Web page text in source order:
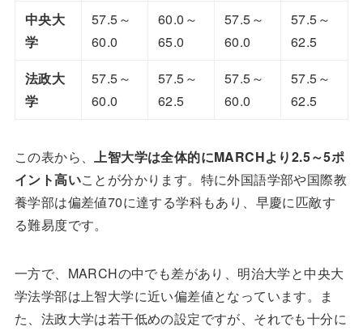
中央大
学
57.5～
60.0
60.0～
65.0
57.5～
60.0
57.5～
62.5
法政大
学
57.5～
60.0
57.5～
62.5
57.5～
60.0
57.5～
62.5
この表から、上智大学は全体的にMARCHより2.5～5ポ
イント高いことが分かります。特に外国語学部や国際教
養学部は偏差値70に達する学科もあり、早慶に匹敵す
る難易度です。
一方で、MARCHの中でも差があり、明治大学と中央大
学法学部は上智大学に近い偏差値となっています。ま
た、法政大学は若干低めの設定ですが、それでも十分に